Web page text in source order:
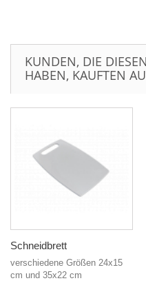
KUNDEN, DIE
HABEN, KAUFTEN
Schneidbrett
verschiedene Größen 24x15
cm und 35x22 cm